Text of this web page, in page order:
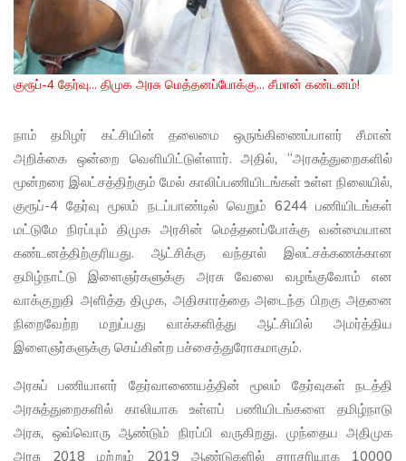
குரூப்-4 தேர்வு... திமுக அரசு மெத்தனப்போக்கு... சீமான் கண்டனம்!
நாம் தமிழர் கட்சியின் தலைமை ஒருங்கிணைப்பாளர் சீமான்
அறிக்கை ஒன்றை வெளியிட்டுள்ளார். அதில், “அரசுத்துறைகளில்
மூன்றரை இலட்சத்திற்கும் மேல் காலிப்பணியிடங்கள் உள்ள நிலையில்,
குரூப்-4 தேர்வு மூலம் நடப்பாண்டில் வெறும் 6244 பணியிடங்கள்
மட்டுமே நிரப்பும் திமுக அரசின் மெத்தனப்போக்கு வன்மையான
கண்டனத்திற்குரியது. ஆட்சிக்கு வந்தால் இலட்சக்கணக்கான
தமிழ்நாட்டு இளைஞர்களுக்கு அரசு வேலை வழங்குவோம் என
வாக்குறுதி அளித்த திமுக, அதிகாரத்தை அடைந்த பிறகு அதனை
நிறைவேற்ற மறுப்பது வாக்களித்து ஆட்சியில் அமர்த்திய
இளைஞர்களுக்கு செய்கின்ற பச்சைத்துரோகமாகும்.
அரசுப் பணியாளர் தேர்வாணையத்தின் மூலம் தேர்வுகள் நடத்தி
அரசுத்துறைகளில் காலியாக உள்ளப் பணியிடங்களை தமிழ்நாடு
அரசு, ஒவ்வொரு ஆண்டும் நிரப்பி வருகிறது. முந்தைய அதிமுக
அரசு 2018 மற்றும் 2019 ஆண்டுகளில் சராசரியாக 10000